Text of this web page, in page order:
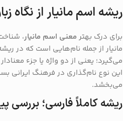
ریشه اسم مانیار از نگاه
برای درک بهتر معنی اسم مانیار،
مانیار از جمله نام‌هایی است که در
می‌گیرد؛ یعنی از دو واژه یا جزء
این نوع نام‌گذاری در فرهنگ ایرانی
می‌بخشد.
ریشه کاملاً فارسی؛ بررسی